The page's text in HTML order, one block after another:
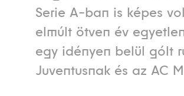
Serie A-ban is képes
elmúlt ötven év
egy idényen belül gólt
Juventusnak és az AC